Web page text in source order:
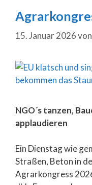
15. Januar 2026von
NGO´s tanzen,
applaudieren
Ein Dienstag wie
Straßen, Beton in
Agrarkongress